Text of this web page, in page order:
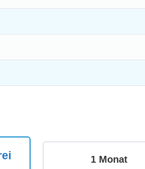
1 Monat